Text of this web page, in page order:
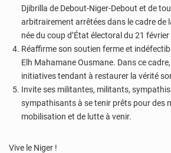
Djibrilla de Debout-Niger-Debout et de
arbitrairement arrêtées dans le cadre de
née du coup d’État électoral du 21
Réaffirme son soutien ferme et
Elh Mahamane Ousmane. Dans ce
initiatives tendant à restaurer la vérité
Invite ses militantes, militants,
sympathisants à se tenir prêts pour des
mobilisation et de lutte à venir.
Vive le Niger !